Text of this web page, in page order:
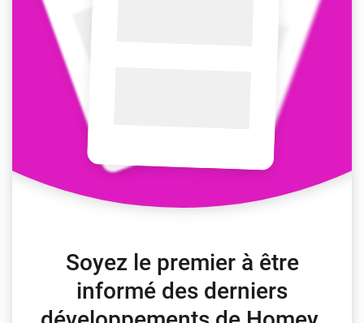
Soyez le premier à être
informé des derniers